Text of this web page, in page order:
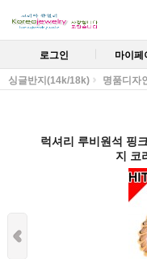
로그인 마이페
싱글반지(14k/18k) 명품디자
럭셔리 루비원석 핑
지 코